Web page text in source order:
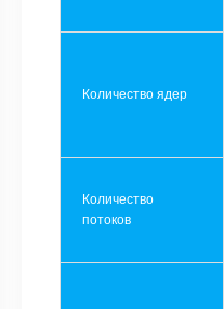
Количество ядер
Количество
потоков